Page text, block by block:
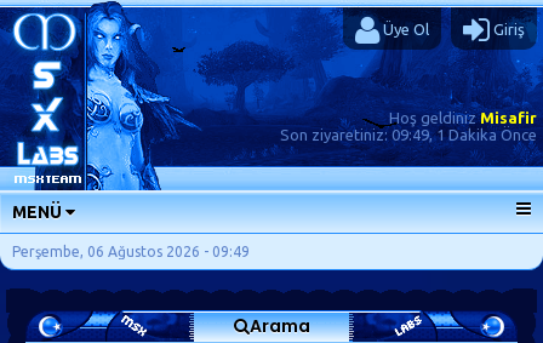
Üye Ol Giriş
Hoş geldinizMisafir
Son ziyaretiniz: 09:49, 1 Dakika Önce
MENÜ
ANA SAYFA
FORUMLAR
SORU-CEVAP
Perşembe, 06 Ağustos 2026 - 09:49
Arama